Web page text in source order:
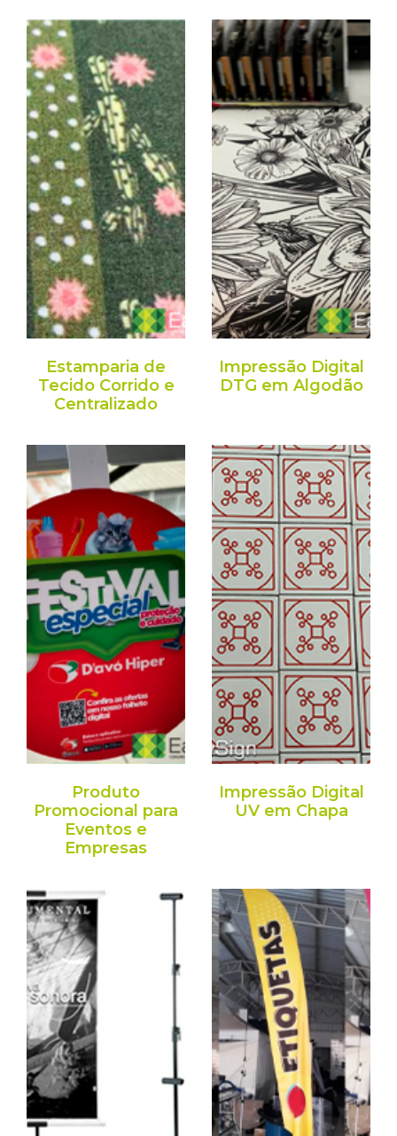
Estamparia de
Tecido Corrido e
Centralizado
Impressão Digital
DTG em Algodão
Produto
Promocional para
Eventos e
Empresas
Impressão Digital
UV em Chapa